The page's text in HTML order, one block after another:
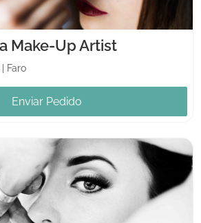
Make-Up Artist
Faro
Enviar Pedido